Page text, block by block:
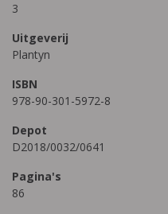
3
Uitgeverij
Plantyn
ISBN
978-90-301-5972-8
Depot
D2018/0032/0641
Pagina's
86